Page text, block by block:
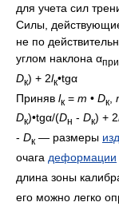
для учета сил
Силы,
не по
углом наклона α
Dк) + 2lк•tgα
Приняв lк = m • Dк
Dк)•tgα/(Dн - Dк) + 2
- Dк — размеры
очага деформации
длина зоны
его можно легко